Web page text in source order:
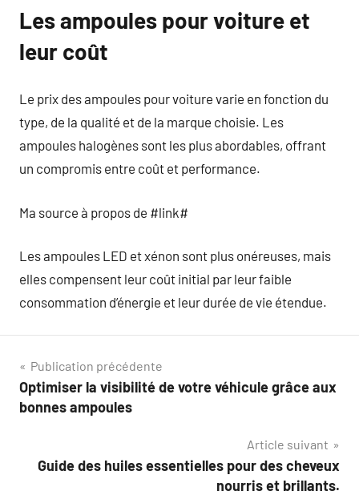
Les ampoules pour voiture et
leur coût
Le prix des ampoules pour voiture varie en fonction du
type, de la qualité et de la marque choisie. Les
ampoules halogènes sont les plus abordables, offrant
un compromis entre coût et performance.
Ma source à propos de #link#
Les ampoules LED et xénon sont plus onéreuses, mais
elles compensent leur coût initial par leur faible
consommation d’énergie et leur durée de vie étendue.
Navigation
de
Publication précédente
Optimiser la visibilité de votre véhicule grâce aux
bonnes ampoules
Article suivant
Guide des huiles essentielles pour des cheveux
nourris et brillants.